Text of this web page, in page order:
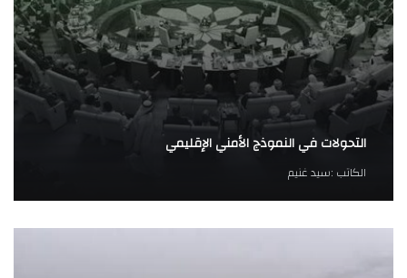
التحولات في النموذج الأمني الإقليمي
الكاتب :سيد غنيم